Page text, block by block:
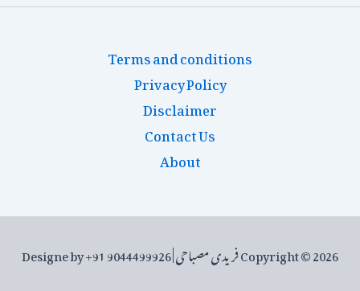
Terms and conditions
Privacy Policy
Disclaimer
Contact Us
About
Copyright © 2026 فریدی مصباحی | Designe by +91 9044499926